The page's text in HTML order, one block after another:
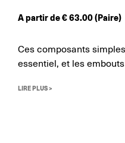
A partir de€63.00(Paire)
Ces composants
essentiel, et les
LIRE PLUS >